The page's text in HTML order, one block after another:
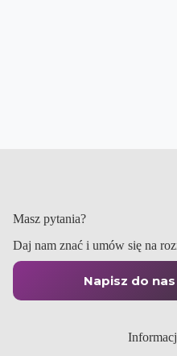
Masz pytania?
Daj nam znać i umów się na
Napisz do nas